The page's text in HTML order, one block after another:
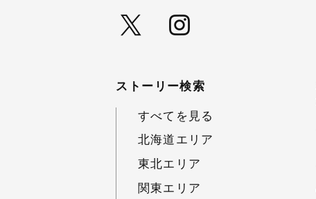
ストーリー検索
すべてを見る
北海道エリア
東北エリア
関東エリア